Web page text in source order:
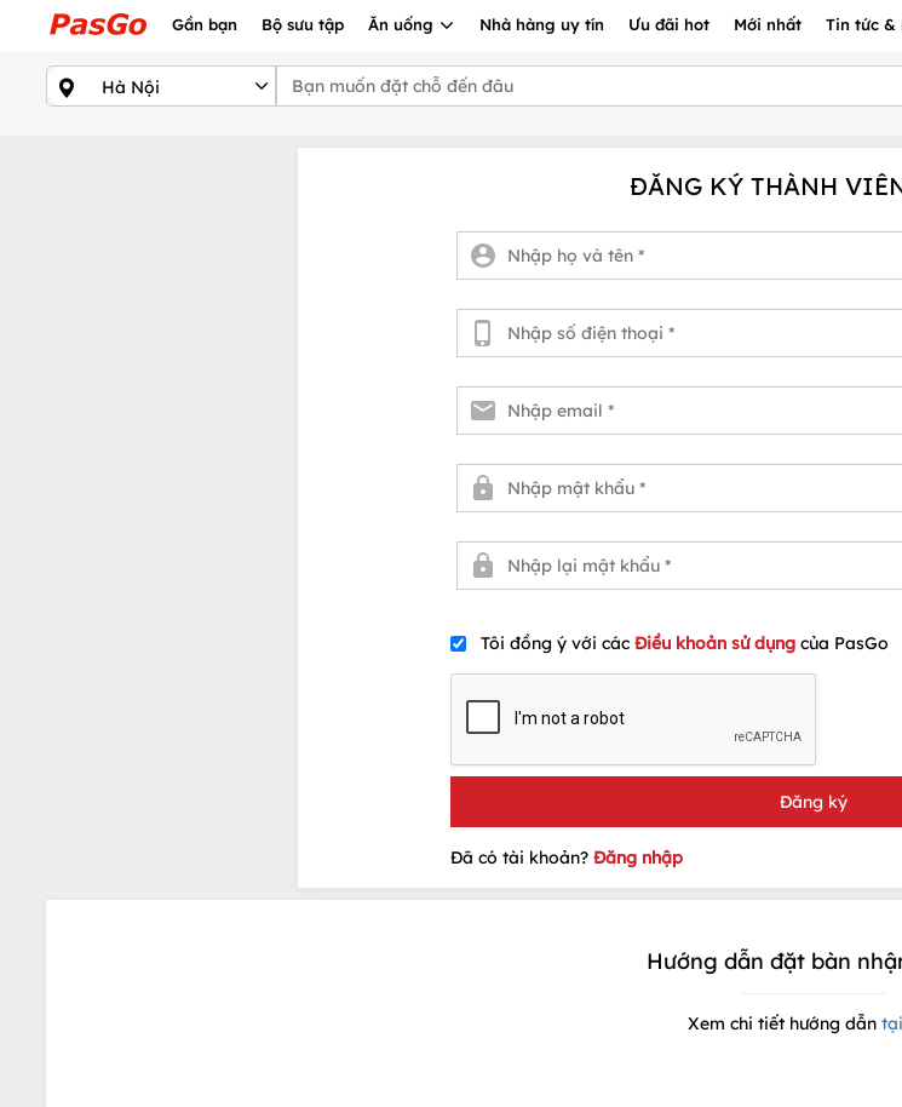
Gần bạn Bộ sưu tập Ăn uống Nhà hàng uy tín Ưu đãi hot Mới nhất Tin tức &
ĐĂNG KÝ THÀNH
Tôi đồng ý với các Điều khoản sử dụng của PasGo
Đã có tài khoản? Đăng nhập
Hướng dẫn đặt bàn
Xem chi tiết hướng dẫn